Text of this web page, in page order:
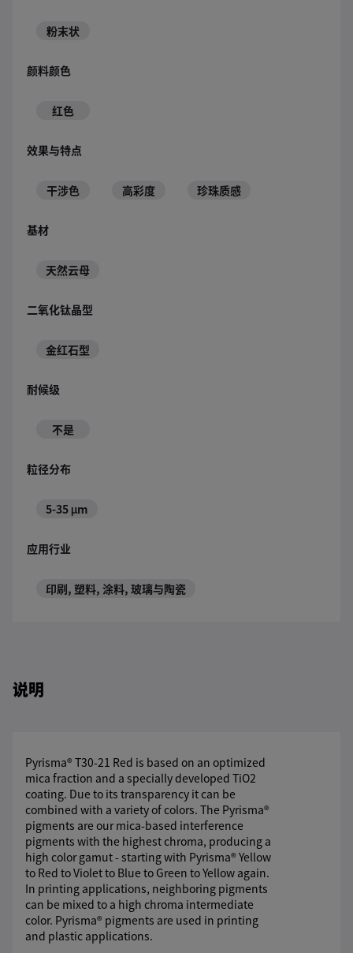
粉末状
颜料颜色
红色
效果与特点
干涉色 高彩度 珍珠质感
基材
天然云母
二氧化钛晶型
金红石型
耐候级
不是
粒径分布
5-35 μm
应用行业
印刷, 塑料, 涂料, 玻璃与陶瓷
说明
Pyrisma® T30-21 Red is based on an optimized
mica fraction and a specially developed TiO2
coating. Due to its transparency it can be
combined with a variety of colors. The Pyrisma®
pigments are our mica-based interference
pigments with the highest chroma, producing a
high color gamut - starting with Pyrisma® Yellow
to Red to Violet to Blue to Green to Yellow again.
In printing applications, neighboring pigments
can be mixed to a high chroma intermediate
color. Pyrisma® pigments are used in printing
and plastic applications.